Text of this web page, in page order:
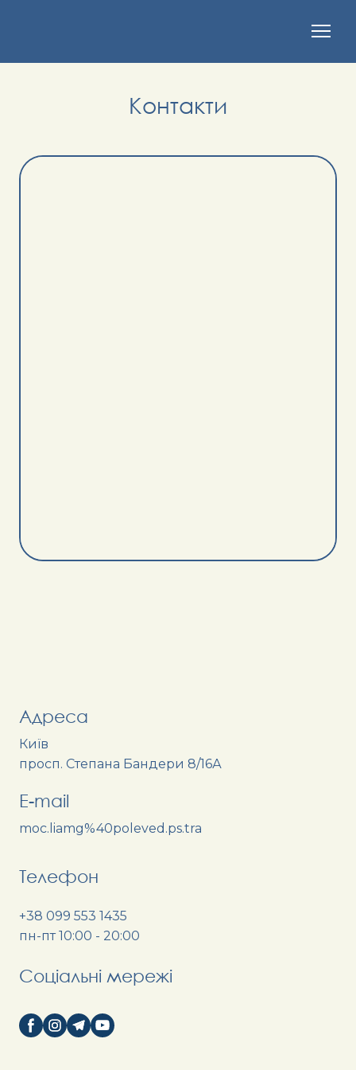
Контакти
Адреса
Київ
просп. Степана Бандери 8/16А
E-mail
moc.liamg%40poleved.ps.tra
Телефон
+38 099 553 1435
пн-пт 10:00 - 20:00
Соціальні мережі